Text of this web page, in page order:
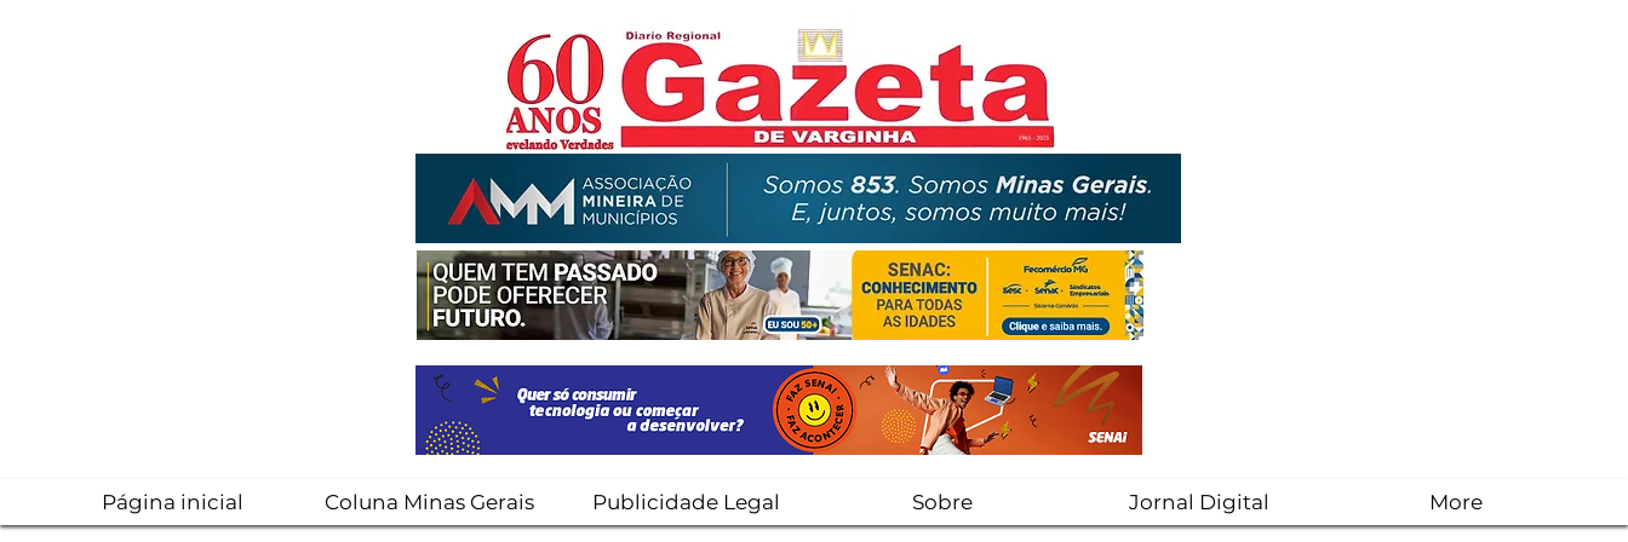
Página inicial Coluna Minas Gerais Publicidade Legal Sobre Jornal Digital More